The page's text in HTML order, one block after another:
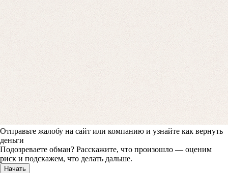
Отправьте жалобу на сайт или компанию и узнайте как вернуть
деньги
Подозреваете обман? Расскажите, что произошло — оценим
риск и подскажем, что делать дальше.
Начать